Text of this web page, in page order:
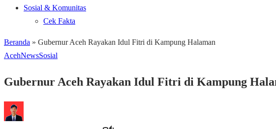
Sosial & Komunitas
Cek Fakta
Beranda » Gubernur Aceh Rayakan Idul Fitri di Kampung Halaman
AcehNewsSosial
Gubernur Aceh Rayakan Idul Fitri di Kampung